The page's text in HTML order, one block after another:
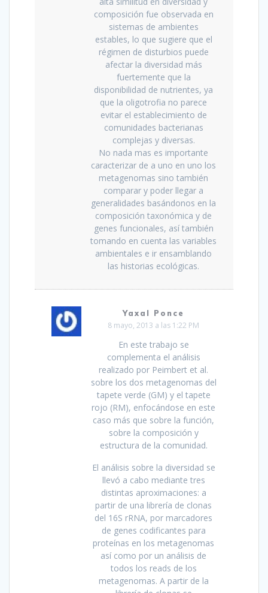
composición fue observada en
sistemas de ambientes
estables, lo que sugiere que el
régimen de disturbios puede
afectar la diversidad más
fuertemente que la
disponibilidad de nutrientes, ya
que la oligotrofia no parece
evitar el establecimiento de
comunidades bacterianas
complejas y diversas.
No nada mas es importante
caracterizar de a uno en uno los
metagenomas sino también
comparar y poder llegar a
generalidades basándonos en la
composición taxonómica y de
genes funcionales, así también
tomando en cuenta las variables
ambientales e ir ensamblando
las historias ecológicas.
Yaxal Ponce
8 mayo, 2013 a las 1:22 PM
En este trabajo se
complementa el análisis
realizado por Peimbert et al.
sobre los dos metagenomas del
tapete verde (GM) y el tapete
rojo (RM), enfocándose en este
caso más que sobre la función,
sobre la composición y
estructura de la comunidad.
El análisis sobre la diversidad se
llevó a cabo mediante tres
distintas aproximaciones: a
partir de una librería de clonas
del 16S rRNA, por marcadores
de genes codificantes para
proteínas en los metagenomas
así como por un análisis de
todos los reads de los
metagenomas. A partir de la